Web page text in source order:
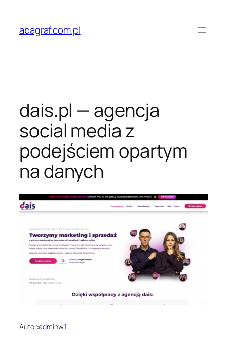
treściabagraf.com.pl
dais.pl — agencja
social media z
podejściem opartym
na danych
Autor:adminw1